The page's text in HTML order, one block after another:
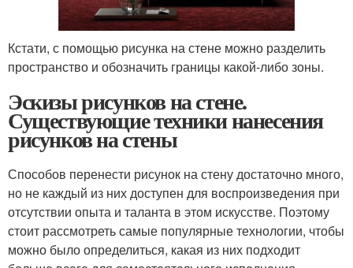
Кстати, с помощью рисунка на стене можно разделить
пространство и обозначить границы какой-либо зоны.
Эскизы рисунков на стене.
Существующие техники нанесения
рисунков на стены
Способов перенести рисунок на стену достаточно много,
но не каждый из них доступен для воспроизведения при
отсутствии опыта и таланта в этом искусстве. Поэтому
стоит рассмотреть самые популярные технологии, чтобы
можно было определиться, какая из них подходит